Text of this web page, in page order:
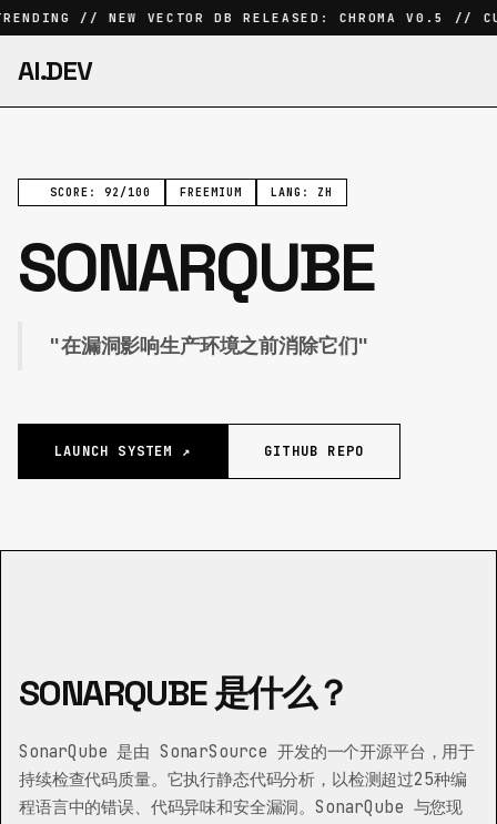
// NEW VECTOR DB RELEASED: CHROMA V0.5 //
AI.DEV
SCORE: 92/100 FREEMIUM LANG: ZH
SONARQUBE
"在漏洞影响生产环境之前消除它们"
LAUNCH SYSTEM ↗ GITHUB REPO
SONARQUBE 是什么？
SonarQube 是由 SonarSource 开发的一个开源平台，用于
持续检查代码质量。它执行静态代码分析，以检测超过25种编
程语言中的错误、代码异味和安全漏洞。SonarQube 与您现